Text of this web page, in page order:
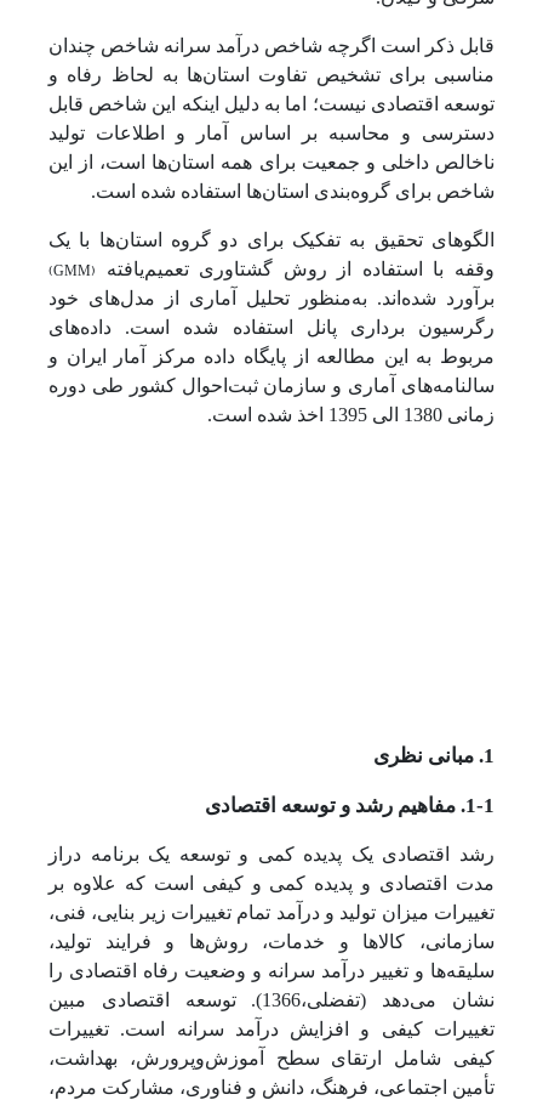
قابل ‌ذکر است اگرچه شاخص درآمد سرانه شاخص چندان
مناسبی برای تشخیص تفاوت استان‌ها به لحاظ رفاه و
توسعه اقتصادی نیست؛ اما به دلیل اینکه این شاخص قابل
دسترسی و محاسبه بر اساس آمار و اطلاعات تولید
ناخالص داخلی و جمعیت برای همه استان‌ها است، از این
شاخص برای گروه‌بندی استان‌ها استفاده شده است.
الگوهای تحقیق به تفکیک برای دو گروه استان‌ها با یک
وقفه با استفاده از روش گشتاوری تعمیم‌یافته (
GMM
)
برآورد شده‌اند. به‌منظور تحلیل آماری از مدل‌های خود
رگرسیون برداری پانل استفاده شده است. داده‌های
مربوط به این مطالعه از پایگاه داده مرکز آمار ایران و
سالنامه‌های آماری و سازمان ثبت‌احوال کشور طی دوره
زمانی 1380 الی 1395 اخذ شده است.
1. مبانی نظری
1-1. مفاهیم رشد و توسعه اقتصادی
رشد اقتصادی یک پدیده کمی و توسعه یک برنامه دراز
مدت اقتصادی و پدیده کمی و کیفی است که علاوه بر
تغییرات میزان تولید و درآمد تمام تغییرات زیر بنایی، فنی،
سازمانی، کالاها و خدمات، روش‌ها و فرایند تولید،
سلیقه‌ها و تغییر درآمد سرانه و وضعیت رفاه اقتصادی را
نشان می‌دهد (تفضلی،1366). توسعه اقتصادی مبین
تغییرات کیفی و افزایش درآمد سرانه است. تغییرات
کیفی شامل ارتقای سطح آموزش‌وپرورش، بهداشت،
تأمین اجتماعی، فرهنگ، دانش و فناوری، مشارکت مردم،